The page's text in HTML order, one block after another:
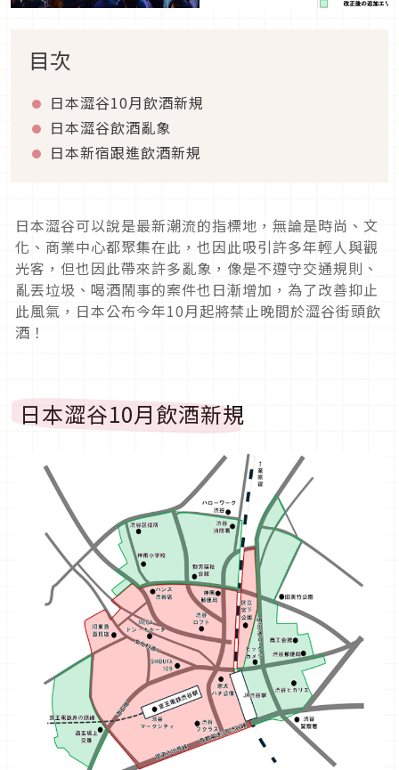
目次
日本澀谷10月飲酒新規
日本澀谷飲酒亂象
日本新宿跟進飲酒新規
日本澀谷可以說是最新潮流的指標地，無論是時尚、文
化、商業中心都聚集在此，也因此吸引許多年輕人與觀
光客，但也因此帶來許多亂象，像是不遵守交通規則、
亂丟垃圾、喝酒鬧事的案件也日漸增加，為了改善抑止
此風氣，日本公布今年10月起將禁止晚間於澀谷街頭飲
酒！
日本澀谷10月飲酒新規